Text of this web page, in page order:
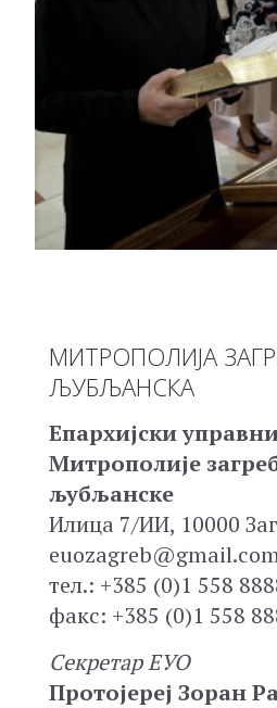
МИТРОПОЛИЈА
ЉУБЉАНСКА
Епархијски
Митрополије
љубљанске
Илица 7/ИИ, 10000
тел.: +385 (0)1 558
факс: +385 (0)1 558
Секретар ЕУО
Протојереј Зоран